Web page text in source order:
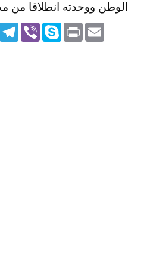
الوطن ووحدته انطلاقا من
ViberSkype PrintEmail